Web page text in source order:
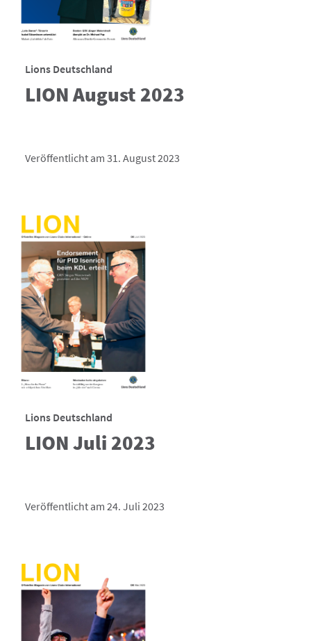
Lions Deutschland
LION August 2023
Veröffentlicht am 31. August 2023
Lions Deutschland
LION Juli 2023
Veröffentlicht am 24. Juli 2023